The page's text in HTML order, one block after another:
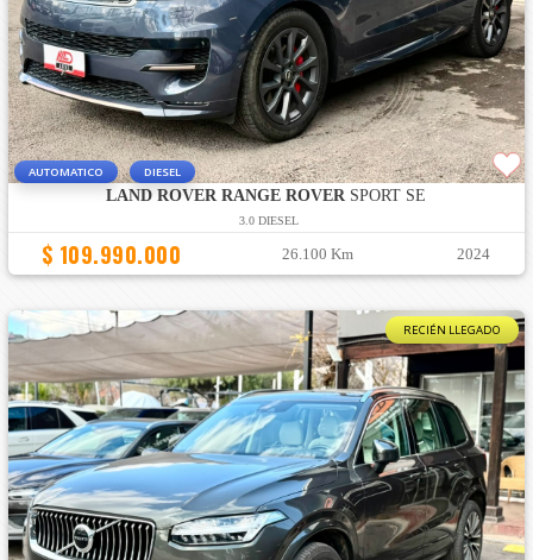
AUTOMATICO DIESEL
LAND ROVER RANGE ROVERSPORT SE
3.0 DIESEL
$ 109.990.000 26.100 Km 2024
RECIÉN LLEGADO